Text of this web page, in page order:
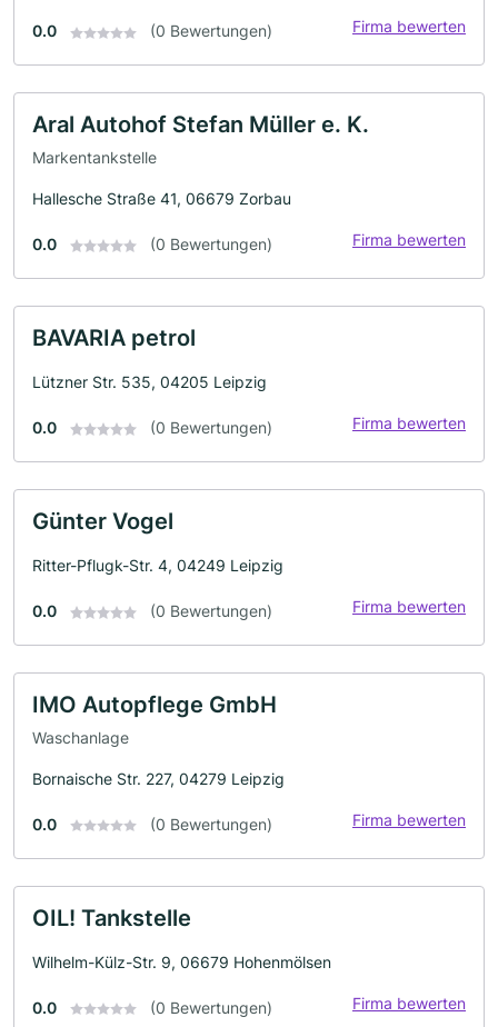
0.0 (0 Bewertungen) Firma bewerten
Aral Autohof Stefan Müller e. K.
Markentankstelle
Hallesche Straße 41, 06679 Zorbau
0.0 (0 Bewertungen) Firma bewerten
BAVARIA petrol
Lützner Str. 535, 04205 Leipzig
0.0 (0 Bewertungen) Firma bewerten
Günter Vogel
Ritter-Pflugk-Str. 4, 04249 Leipzig
0.0 (0 Bewertungen) Firma bewerten
IMO Autopflege GmbH
Waschanlage
Bornaische Str. 227, 04279 Leipzig
0.0 (0 Bewertungen) Firma bewerten
OIL! Tankstelle
Wilhelm-Külz-Str. 9, 06679 Hohenmölsen
0.0 (0 Bewertungen) Firma bewerten